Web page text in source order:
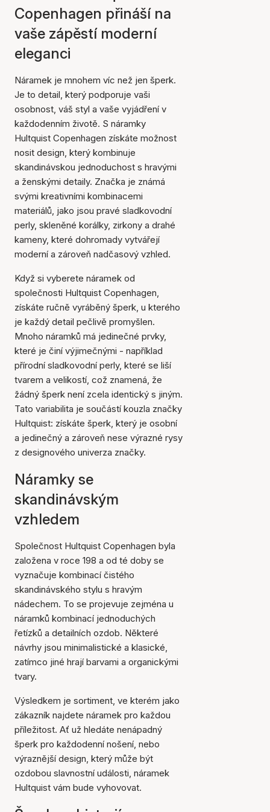
Copenhagen přináší na
vaše zápěstí moderní
eleganci
Náramek je mnohem víc než jen šperk.
Je to detail, který podporuje vaši
osobnost, váš styl a vaše vyjádření v
každodenním životě. S náramky
Hultquist Copenhagen získáte možnost
nosit design, který kombinuje
skandinávskou jednoduchost s hravými
a ženskými detaily. Značka je známá
svými kreativními kombinacemi
materiálů, jako jsou pravé sladkovodní
perly, skleněné korálky, zirkony a drahé
kameny, které dohromady vytvářejí
moderní a zároveň nadčasový vzhled.
Když si vyberete náramek od
společnosti Hultquist Copenhagen,
získáte ručně vyráběný šperk, u kterého
je každý detail pečlivě promyšlen.
Mnoho náramků má jedinečné prvky,
které je činí výjimečnými - například
přírodní sladkovodní perly, které se liší
tvarem a velikostí, což znamená, že
žádný šperk není zcela identický s jiným.
Tato variabilita je součástí kouzla značky
Hultquist: získáte šperk, který je osobní
a jedinečný a zároveň nese výrazné rysy
z designového univerza značky.
Náramky se
skandinávským
vzhledem
Společnost Hultquist Copenhagen byla
založena v roce 198 a od té doby se
vyznačuje kombinací čistého
skandinávského stylu s hravým
nádechem. To se projevuje zejména u
náramků kombinací jednoduchých
řetízků a detailních ozdob. Některé
návrhy jsou minimalistické a klasické,
zatímco jiné hrají barvami a organickými
tvary.
Výsledkem je sortiment, ve kterém jako
zákazník najdete náramek pro každou
příležitost. Ať už hledáte nenápadný
šperk pro každodenní nošení, nebo
výraznější design, který může být
ozdobou slavnostní události, náramek
Hultquist vám bude vyhovovat.